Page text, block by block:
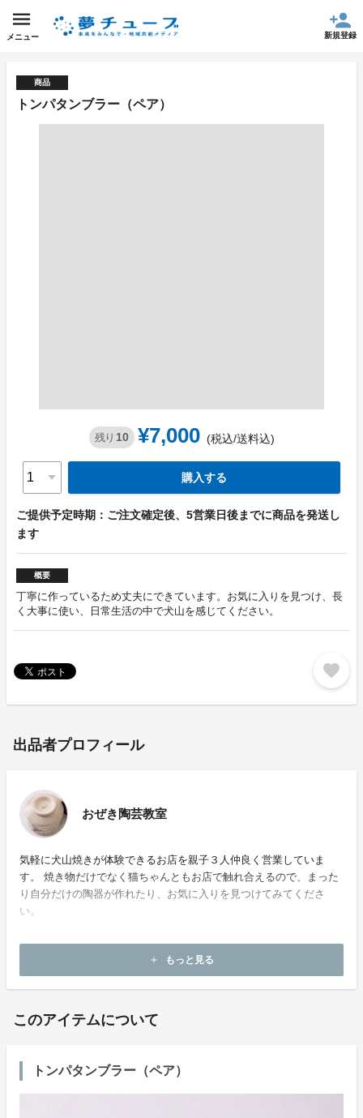
メニュー 新規登録
商品
トンパタンブラー（ペア）
残り 10 ¥7,000 (税込/送料込)
購入する
ご提供予定時期：ご注文確定後、5営業日後までに商品を発送し
ます
概要
丁寧に作っているため丈夫にできています。お気に入りを見つけ、長
く大事に使い、日常生活の中で犬山を感じてください。
favorite
出品者プロフィール
おぜき陶芸教室
気軽に犬山焼きが体験できるお店を親子３人仲良く営業していま
す。 焼き物だけでなく猫ちゃんともお店で触れ合えるので、まった
り自分だけの陶器が作れたり、お気に入りを見つけてみてくださ
い。
add もっと見る
このアイテムについて
トンパタンブラー（ペア）